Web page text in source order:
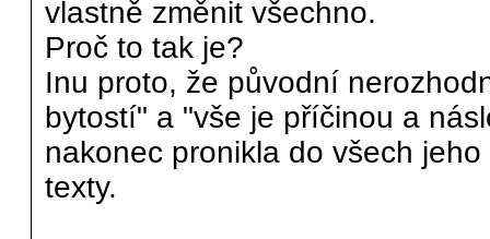
vlastně změnit všechno.
Proč to tak je?
Inu proto, že původní
bytostí" a "vše je příčinou a
nakonec pronikla do všech
texty.